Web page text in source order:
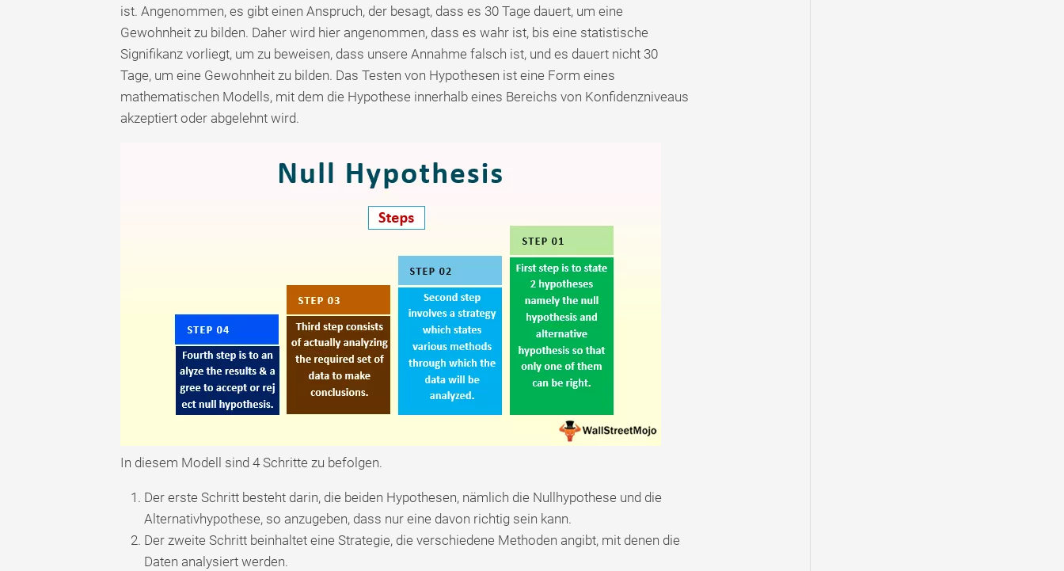
ist. Angenommen, es gibt einen Anspruch, der besagt, dass es 30 Tage dauert, um eine
Gewohnheit zu bilden. Daher wird hier angenommen, dass es wahr ist, bis eine statistische
Signifikanz vorliegt, um zu beweisen, dass unsere Annahme falsch ist, und es dauert nicht 30
Tage, um eine Gewohnheit zu bilden. Das Testen von Hypothesen ist eine Form eines
mathematischen Modells, mit dem die Hypothese innerhalb eines Bereichs von Konfidenzniveaus
akzeptiert oder abgelehnt wird.
In diesem Modell sind 4 Schritte zu befolgen.
Der erste Schritt besteht darin, die beiden Hypothesen, nämlich die Nullhypothese und die
Alternativhypothese, so anzugeben, dass nur eine davon richtig sein kann.
Der zweite Schritt beinhaltet eine Strategie, die verschiedene Methoden angibt, mit denen die
Daten analysiert werden.